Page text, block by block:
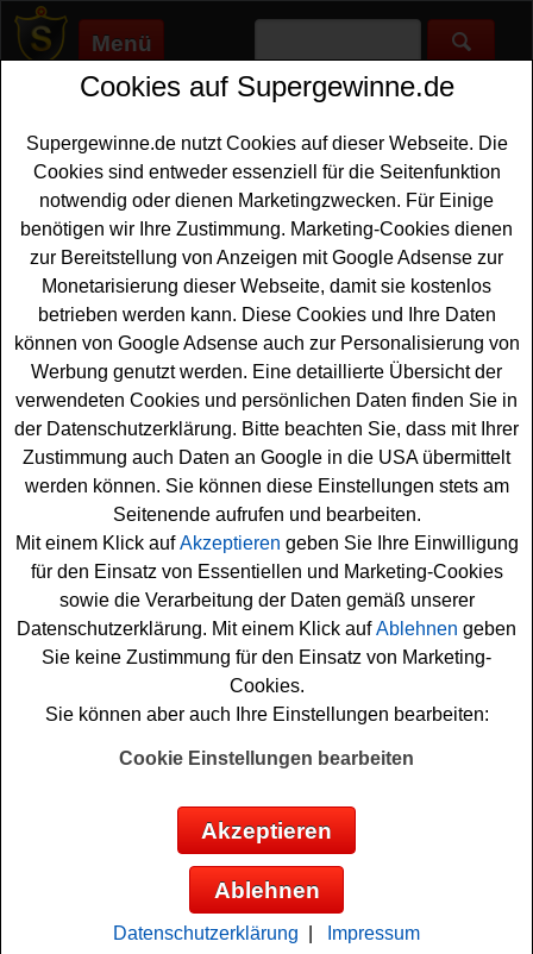
Menü
Supergewinne.de>Gewinnspiele>Fernglas
Fernglas gewinnen - Fernglas
Gewinnspiel
Aktuelle Fernglas Gewinnspiele 2026 bei Supergewinne.de
✅ Jetzt kostenlos mitmachen und mit etwas Glück ein
Fernglas gewinnen. ✅
Anzeige:
Gewinnsumme ▲ ▼ Gewinnanzahl
TV Movie Gewinnspiel - Fernglas
Wer gern ein tolles Fernglas gewinnen möchte, hat bei
Cookies auf Supergewinne.de
Supergewinne.de nutzt Cookies auf dieser Webseite. Die
Cookies sind entweder essenziell für die Seitenfunktion
notwendig oder dienen Marketingzwecken. Für Einige
benötigen wir Ihre Zustimmung. Marketing-Cookies dienen
zur Bereitstellung von Anzeigen mit Google Adsense zur
Monetarisierung dieser Webseite, damit sie kostenlos
betrieben werden kann. Diese Cookies und Ihre Daten
können von Google Adsense auch zur Personalisierung von
Werbung genutzt werden. Eine detaillierte Übersicht der
verwendeten Cookies und persönlichen Daten finden Sie in
der Datenschutzerklärung. Bitte beachten Sie, dass mit Ihrer
Zustimmung auch Daten an Google in die USA übermittelt
werden können. Sie können diese Einstellungen stets am
Seitenende aufrufen und bearbeiten.
Mit einem Klick aufAkzeptieren geben Sie Ihre Einwilligung
für den Einsatz von Essentiellen und Marketing-Cookies
sowie die Verarbeitung der Daten gemäß unserer
Datenschutzerklärung. Mit einem Klick aufAblehnen geben
Sie keine Zustimmung für den Einsatz von Marketing-
Cookies.
Sie können aber auch Ihre Einstellungen bearbeiten:
Cookie Einstellungen bearbeiten
Akzeptieren
Ablehnen
Datenschutzerklärung Impressum